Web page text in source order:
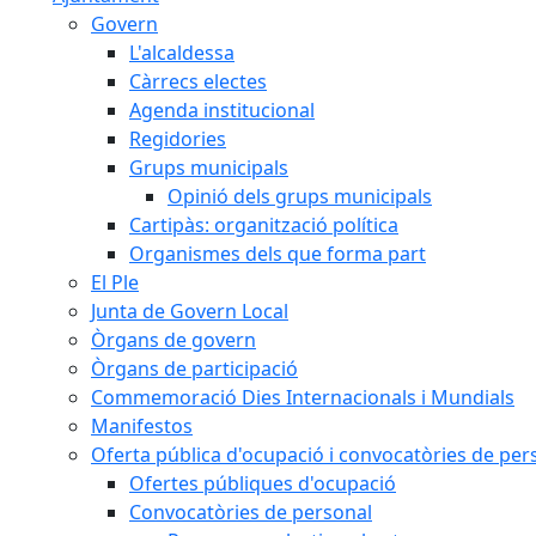
Govern
L'alcaldessa
Càrrecs electes
Agenda institucional
Regidories
Grups municipals
Opinió dels grups municipals
Cartipàs: organització política
Organismes dels que forma part
El Ple
Junta de Govern Local
Òrgans de govern
Òrgans de participació
Commemoració Dies Internacionals i Mundials
Manifestos
Oferta pública d'ocupació i convocatòries de
Ofertes públiques d'ocupació
Convocatòries de personal